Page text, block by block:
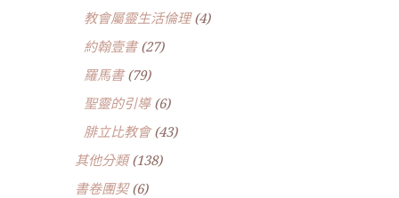
教會屬靈生活倫理(4)
約翰壹書(27)
羅馬書(79)
聖靈的引導(6)
腓立比教會(43)
其他分類(138)
書卷團契(6)